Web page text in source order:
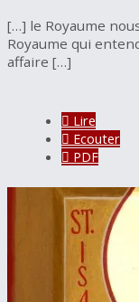
[…] le Royaume
Royaume qui
affaire […]
Lire
Ecouter
PDF